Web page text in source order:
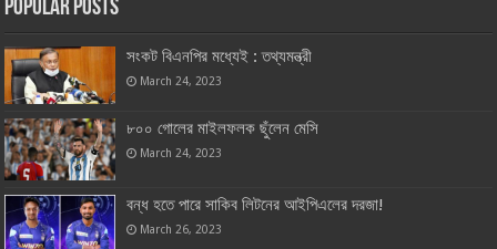
Popular Posts
সংকট বিএনপির মধ্যেই : তথ্যমন্ত্রী
March 24, 2023
৮০০ গোলের মাইলফলক ছুঁলেন মেসি
March 24, 2023
বন্ধ হতে পারে সাকিব লিটনের আইপিএলের দরজা!
March 26, 2023